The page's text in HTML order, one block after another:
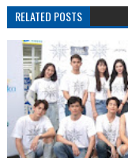
RELATED POSTS